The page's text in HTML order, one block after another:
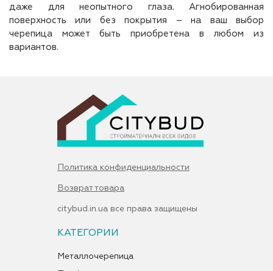
даже для неопытного глаза. Агнобированная
поверхность или без покрытия – на ваш выбор
черепица может быть приобретена в любом из
вариантов.
Политика конфиденциальности
Возврат товара
citybud.in.ua все права защищены
КАТЕГОРИИ
Металлочерепица